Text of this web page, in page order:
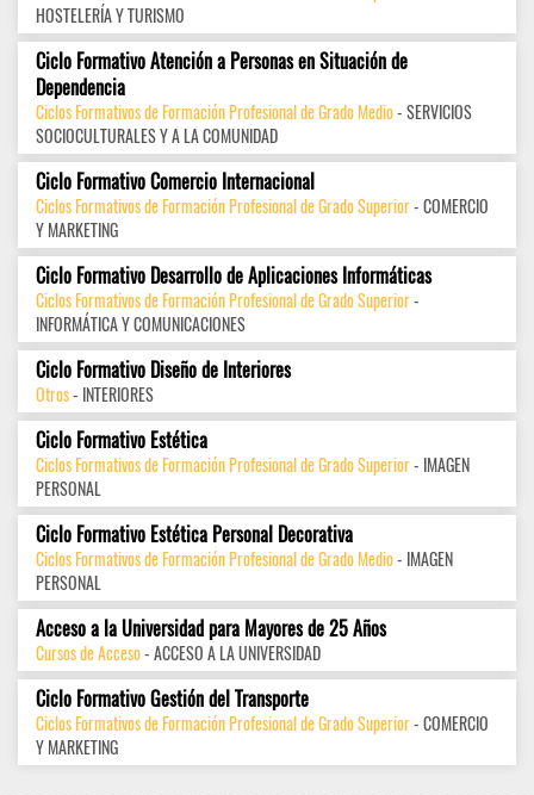
HOSTELERÍA Y TURISMO
Ciclo Formativo Atención a Personas en Situación de
Dependencia
Ciclos Formativos de Formación Profesional de Grado Medio- SERVICIOS
SOCIOCULTURALES Y A LA COMUNIDAD
Ciclo Formativo Comercio Internacional
Ciclos Formativos de Formación Profesional de Grado Superior- COMERCIO
Y MARKETING
Ciclo Formativo Desarrollo de Aplicaciones Informáticas
Ciclos Formativos de Formación Profesional de Grado Superior-
INFORMÁTICA Y COMUNICACIONES
Ciclo Formativo Diseño de Interiores
Otros- INTERIORES
Ciclo Formativo Estética
Ciclos Formativos de Formación Profesional de Grado Superior- IMAGEN
PERSONAL
Ciclo Formativo Estética Personal Decorativa
Ciclos Formativos de Formación Profesional de Grado Medio- IMAGEN
PERSONAL
Acceso a la Universidad para Mayores de 25 Años
Cursos de Acceso- ACCESO A LA UNIVERSIDAD
Ciclo Formativo Gestión del Transporte
Ciclos Formativos de Formación Profesional de Grado Superior- COMERCIO
Y MARKETING